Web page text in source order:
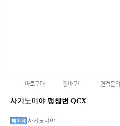
바로구매 장바구니 견적문의
사기노미야 팽창변 QCX
사기노미야